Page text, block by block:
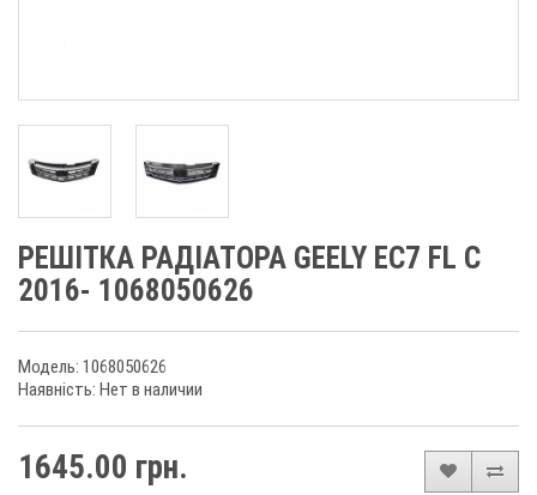
РЕШІТКА РАДІАТОРА GEELY EC7 FL С
2016- 1068050626
Модель: 1068050626
Наявність: Нет в наличии
1645.00 грн.